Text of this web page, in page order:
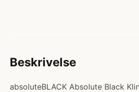
Beskrivelse
absoluteBLACK Absolute Black